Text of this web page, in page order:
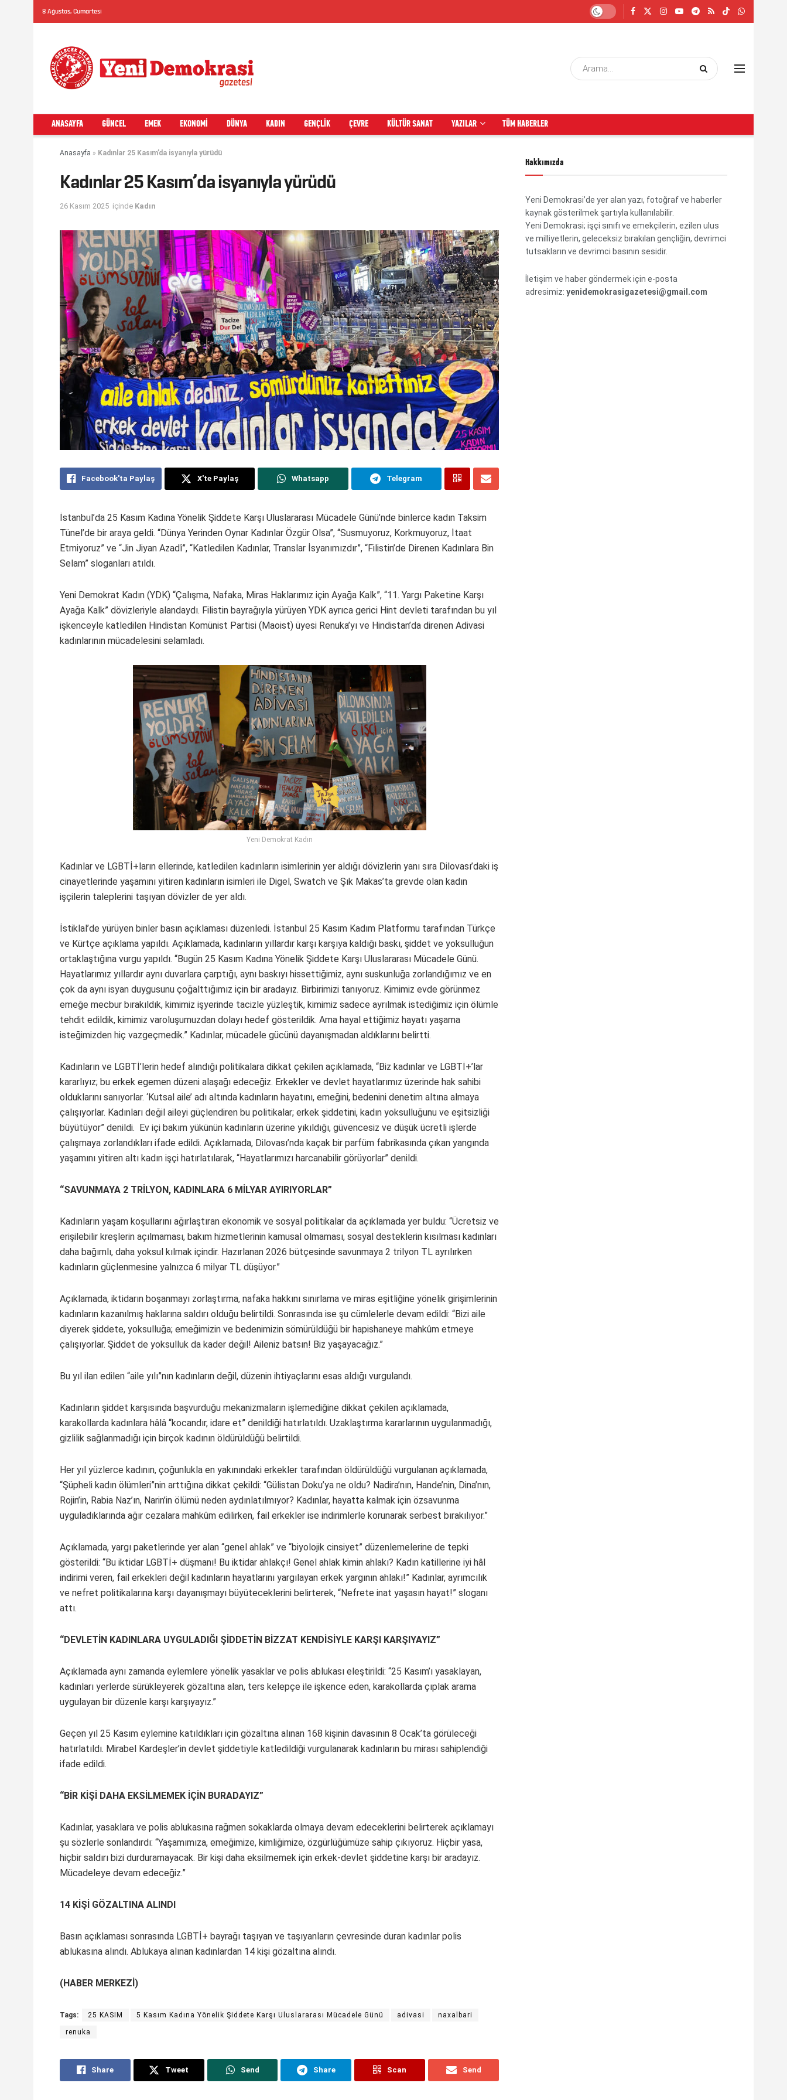
8 Ağustos, Cumartesi
ANASAYFA GÜNCEL EMEK EKONOMI DÜNYA KADIN GENÇLIK ÇEVRE KÜLTÜR SANAT YAZILAR TÜM HABERLER
Anasayfa » Kadınlar 25 Kasım’da isyanıyla yürüdü
Kadınlar 25 Kasım’da isyanıyla yürüdü
26 Kasım 2025 içinde Kadın
Facebook'ta Paylaş X'te Paylaş Whatsapp Telegram
İstanbul’da 25 Kasım Kadına Yönelik Şiddete Karşı Uluslararası Mücadele Günü’nde binlerce kadın Taksim
Tünel’de bir araya geldi. “Dünya Yerinden Oynar Kadınlar Özgür Olsa”, “Susmuyoruz, Korkmuyoruz, İtaat
Etmiyoruz” ve “Jin Jiyan Azadî”, “Katledilen Kadınlar, Translar İsyanımızdır”, “Filistin’de Direnen Kadınlara Bin
Selam” sloganları atıldı.
Yeni Demokrat Kadın (YDK) “Çalışma, Nafaka, Miras Haklarımız için Ayağa Kalk”, “11. Yargı Paketine Karşı
Ayağa Kalk” dövizleriyle alandaydı. Filistin bayrağıyla yürüyen YDK ayrıca gerici Hint devleti tarafından bu yıl
işkenceyle katledilen Hindistan Komünist Partisi (Maoist) üyesi Renuka’yı ve Hindistan’da direnen Adivasi
kadınlarının mücadelesini selamladı.
Yeni Demokrat Kadın
Kadınlar ve LGBTİ+ların ellerinde, katledilen kadınların isimlerinin yer aldığı dövizlerin yanı sıra Dilovası’daki iş
cinayetlerinde yaşamını yitiren kadınların isimleri ile Digel, Swatch ve Şık Makas’ta grevde olan kadın
işçilerin taleplerini taşıyan dövizler de yer aldı.
İstiklal’de yürüyen binler basın açıklaması düzenledi. İstanbul 25 Kasım Kadım Platformu tarafından Türkçe
ve Kürtçe açıklama yapıldı. Açıklamada, kadınların yıllardır karşı karşıya kaldığı baskı, şiddet ve yoksulluğun
ortaklaştığına vurgu yapıldı. “Bugün 25 Kasım Kadına Yönelik Şiddete Karşı Uluslararası Mücadele Günü.
Hayatlarımız yıllardır aynı duvarlara çarptığı, aynı baskıyı hissettiğimiz, aynı suskunluğa zorlandığımız ve en
çok da aynı isyan duygusunu çoğalttığımız için bir aradayız. Birbirimizi tanıyoruz. Kimimiz evde görünmez
emeğe mecbur bırakıldık, kimimiz işyerinde tacizle yüzleştik, kimimiz sadece ayrılmak istediğimiz için ölümle
tehdit edildik, kimimiz varoluşumuzdan dolayı hedef gösterildik. Ama hayal ettiğimiz hayatı yaşama
isteğimizden hiç vazgeçmedik.” Kadınlar, mücadele gücünü dayanışmadan aldıklarını belirtti.
Kadınların ve LGBTİ’lerin hedef alındığı politikalara dikkat çekilen açıklamada, “Biz kadınlar ve LGBTİ+’lar
kararlıyız; bu erkek egemen düzeni alaşağı edeceğiz. Erkekler ve devlet hayatlarımız üzerinde hak sahibi
olduklarını sanıyorlar. ‘Kutsal aile’ adı altında kadınların hayatını, emeğini, bedenini denetim altına almaya
çalışıyorlar. Kadınları değil aileyi güçlendiren bu politikalar; erkek şiddetini, kadın yoksulluğunu ve eşitsizliği
büyütüyor” denildi. Ev içi bakım yükünün kadınların üzerine yıkıldığı, güvencesiz ve düşük ücretli işlerde
çalışmaya zorlandıkları ifade edildi. Açıklamada, Dilovası’nda kaçak bir parfüm fabrikasında çıkan yangında
yaşamını yitiren altı kadın işçi hatırlatılarak, “Hayatlarımızı harcanabilir görüyorlar” denildi.
“SAVUNMAYA 2 TRİLYON, KADINLARA 6 MİLYAR AYIRIYORLAR”
Kadınların yaşam koşullarını ağırlaştıran ekonomik ve sosyal politikalar da açıklamada yer buldu: “Ücretsiz ve
erişilebilir kreşlerin açılmaması, bakım hizmetlerinin kamusal olmaması, sosyal desteklerin kısılması kadınları
daha bağımlı, daha yoksul kılmak içindir. Hazırlanan 2026 bütçesinde savunmaya 2 trilyon TL ayrılırken
kadınların güçlenmesine yalnızca 6 milyar TL düşüyor.”
Açıklamada, iktidarın boşanmayı zorlaştırma, nafaka hakkını sınırlama ve miras eşitliğine yönelik girişimlerinin
kadınların kazanılmış haklarına saldırı olduğu belirtildi. Sonrasında ise şu cümlelerle devam edildi: “Bizi aile
diyerek şiddete, yoksulluğa; emeğimizin ve bedenimizin sömürüldüğü bir hapishaneye mahkûm etmeye
çalışıyorlar. Şiddet de yoksulluk da kader değil! Aileniz batsın! Biz yaşayacağız.”
Bu yıl ilan edilen “aile yılı”nın kadınların değil, düzenin ihtiyaçlarını esas aldığı vurgulandı.
Kadınların şiddet karşısında başvurduğu mekanizmaların işlemediğine dikkat çekilen açıklamada,
karakollarda kadınlara hâlâ “kocandır, idare et” denildiği hatırlatıldı. Uzaklaştırma kararlarının uygulanmadığı,
gizlilik sağlanmadığı için birçok kadının öldürüldüğü belirtildi.
Her yıl yüzlerce kadının, çoğunlukla en yakınındaki erkekler tarafından öldürüldüğü vurgulanan açıklamada,
“Şüpheli kadın ölümleri”nin arttığına dikkat çekildi: “Gülistan Doku’ya ne oldu? Nadira’nın, Hande’nin, Dina’nın,
Rojin’in, Rabia Naz’ın, Narin’in ölümü neden aydınlatılmıyor? Kadınlar, hayatta kalmak için özsavunma
uyguladıklarında ağır cezalara mahkûm edilirken, fail erkekler ise indirimlerle korunarak serbest bırakılıyor.”
Açıklamada, yargı paketlerinde yer alan “genel ahlak” ve “biyolojik cinsiyet” düzenlemelerine de tepki
gösterildi: “Bu iktidar LGBTİ+ düşmanı! Bu iktidar ahlakçı! Genel ahlak kimin ahlakı? Kadın katillerine iyi hâl
indirimi veren, fail erkekleri değil kadınların hayatlarını yargılayan erkek yargının ahlakı!” Kadınlar, ayrımcılık
ve nefret politikalarına karşı dayanışmayı büyüteceklerini belirterek, “Nefrete inat yaşasın hayat!” sloganı
attı.
“DEVLETİN KADINLARA UYGULADIĞI ŞİDDETİN BİZZAT KENDİSİYLE KARŞI KARŞIYAYIZ”
Açıklamada aynı zamanda eylemlere yönelik yasaklar ve polis ablukası eleştirildi: “25 Kasım’ı yasaklayan,
kadınları yerlerde sürükleyerek gözaltına alan, ters kelepçe ile işkence eden, karakollarda çıplak arama
uygulayan bir düzenle karşı karşıyayız.”
Geçen yıl 25 Kasım eylemine katıldıkları için gözaltına alınan 168 kişinin davasının 8 Ocak’ta görüleceği
hatırlatıldı. Mirabel Kardeşler’in devlet şiddetiyle katledildiği vurgulanarak kadınların bu mirası sahiplendiği
ifade edildi.
“BİR KİŞİ DAHA EKSİLMEMEK İÇİN BURADAYIZ”
Kadınlar, yasaklara ve polis ablukasına rağmen sokaklarda olmaya devam edeceklerini belirterek açıklamayı
şu sözlerle sonlandırdı: “Yaşamımıza, emeğimize, kimliğimize, özgürlüğümüze sahip çıkıyoruz. Hiçbir yasa,
hiçbir saldırı bizi durduramayacak. Bir kişi daha eksilmemek için erkek-devlet şiddetine karşı bir aradayız.
Mücadeleye devam edeceğiz.”
14 KİŞİ GÖZALTINA ALINDI
Basın açıklaması sonrasında LGBTİ+ bayrağı taşıyan ve taşıyanların çevresinde duran kadınlar polis
ablukasına alındı. Ablukaya alınan kadınlardan 14 kişi gözaltına alındı.
(HABER MERKEZİ)
Tags: 25 KASIM 5 Kasım Kadına Yönelik Şiddete Karşı Uluslararası Mücadele Günü adivasi naxalbari
renuka
Share Tweet Send Share Scan Send
Hakkımızda
Yeni Demokrasi’de yer alan yazı, fotoğraf ve haberler
kaynak gösterilmek şartıyla kullanılabilir.
Yeni Demokrasi; işçi sınıfı ve emekçilerin, ezilen ulus
ve milliyetlerin, geleceksiz bırakılan gençliğin, devrimci
tutsakların ve devrimci basının sesidir.
İletişim ve haber göndermek için e-posta
adresimiz: yenidemokrasigazetesi@gmail.com